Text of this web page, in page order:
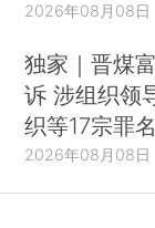
2026年08月08日
独家｜晋煤
诉 涉组织领
织等17宗罪名
2026年08月08日